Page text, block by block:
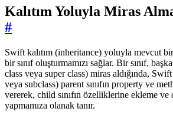
Kalıtım Yoluyla Miras
#
Swift kalıtım (inheritance) yoluyla mevcut bir
bir sınıf oluşturmamızı sağlar. Bir sınıf,
class veya super class) miras aldığında,
veya subclass) parent sınıfın property ve
vererek, child sınıfın özelliklerine ekleme
yapmamıza olanak tanır.